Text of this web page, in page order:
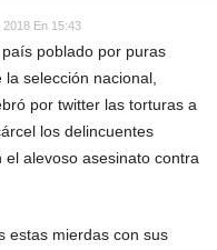
2018 En 15:43
poblado por puras
selección nacional,
por twitter las torturas a
los delincuentes
alevoso asesinato contra
estas mierdas con sus